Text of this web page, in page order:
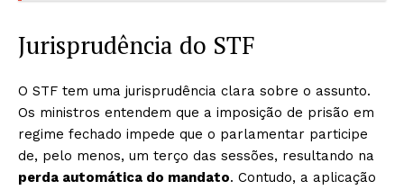
Jurisprudência do STF
O STF tem uma jurisprudência clara sobre o assunto.
Os ministros entendem que a imposição de prisão em
regime fechado impede que o parlamentar participe
de, pelo menos, um terço das sessões, resultando na
perda automática do mandato. Contudo, a aplicação